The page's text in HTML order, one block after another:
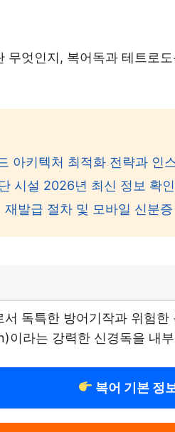
엇인지, 복어독과 테트로
아키텍처 최적화 전략과 인
시설 2026년 최신 정보 확인
발급 절차 및 모바일 신분
독특한 방어기작과 위험
라는 강력한 신경독을 내
복어 기본 정